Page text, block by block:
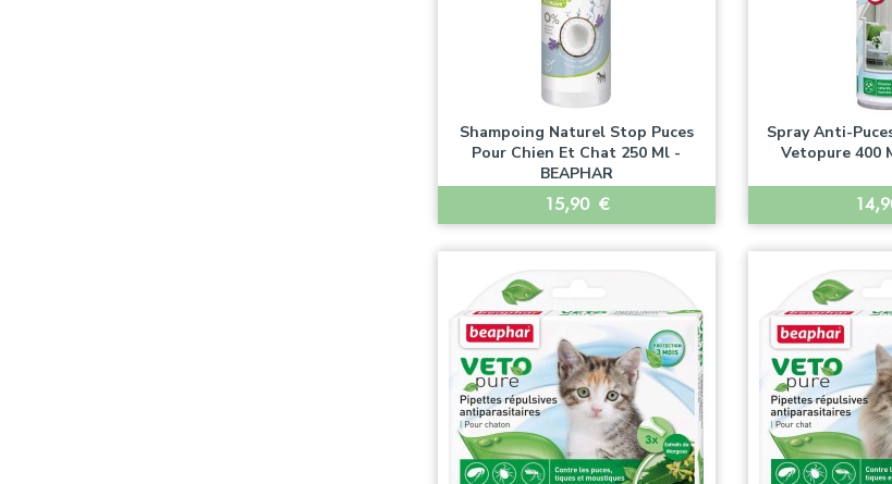
Shampoing Naturel Stop Puces
Pour Chien Et Chat 250 Ml -
BEAPHAR
Prix
15,90 €
Aperçu rapide
Spray Anti-
Vetopure 400
Prix
